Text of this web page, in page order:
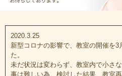
2020.3.25
新型コロナの影響で、教室の開催を3
た。
未だ状況は変わらず、教室内で小さ
事は難しい為、検討した結果、教室
教室